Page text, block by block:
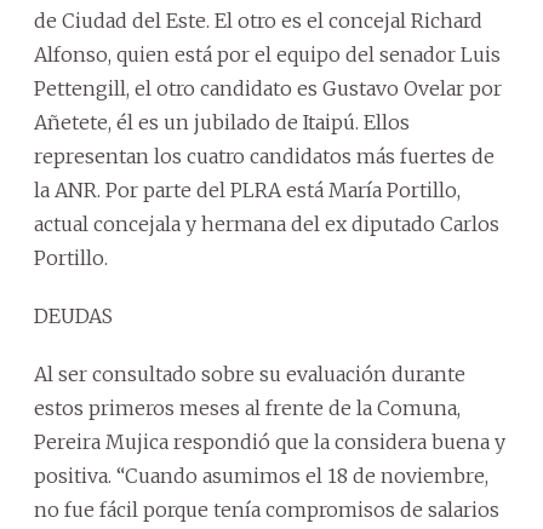
de Ciudad del Este. El otro es el concejal Richard
Alfonso, quien está por el equipo del senador Luis
Pettengill, el otro candidato es Gustavo Ovelar por
Añetete, él es un jubilado de Itaipú. Ellos
representan los cuatro candidatos más fuertes de
la ANR. Por parte del PLRA está María Portillo,
actual concejala y hermana del ex diputado Carlos
Portillo.
DEUDAS
Al ser consultado sobre su evaluación durante
estos primeros meses al frente de la Comuna,
Pereira Mujica respondió que la considera buena y
positiva. “Cuando asumimos el 18 de noviembre,
no fue fácil porque tenía compromisos de salarios